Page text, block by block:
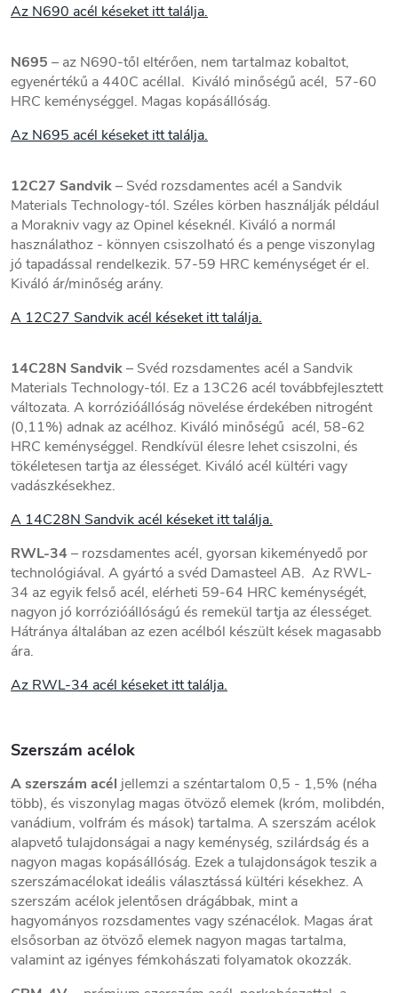
Az N690 acél késeket itt találja.
N695 – az N690-től eltérően, nem tartalmaz kobaltot,
egyenértékű a 440C acéllal. Kiváló minőségű acél, 57-60
HRC keménységgel. Magas kopásállóság.
Az N695 acél késeket itt találja.
12C27 Sandvik– Svéd rozsdamentes acél a Sandvik
Materials Technology-tól. Széles körben használják például
a Morakniv vagy az Opinel késeknél. Kiváló a normál
használathoz - könnyen csiszolható és a penge viszonylag
jó tapadással rendelkezik. 57-59 HRC keménységet ér el.
Kiváló ár/minőség arány.
A 12C27 Sandvik acél késeket itt találja.
14C28N Sandvik– Svéd rozsdamentes acél a Sandvik
Materials Technology-tól. Ez a 13C26 acél továbbfejlesztett
változata. A korrózióállóság növelése érdekében nitrogént
(0,11%) adnak az acélhoz. Kiváló minőségű acél, 58-62
HRC keménységgel. Rendkívül élesre lehet csiszolni, és
tökéletesen tartja az élességet. Kiváló acél kültéri vagy
vadászkésekhez.
A 14C28N Sandvik acél késeket itt találja.
RWL-34– rozsdamentes acél, gyorsan kikeményedő por
technológiával. A gyártó a svéd Damasteel AB. Az RWL-
34 az egyik felső acél, elérheti 59-64 HRC keménységét,
nagyon jó korrózióállóságú és remekül tartja az élességet.
Hátránya általában az ezen acélból készült kések magasabb
ára.
Az RWL-34 acél késeket itt találja.
Szerszám acélok
A szerszám acél jellemzi a széntartalom 0,5 - 1,5% (néha
több), és viszonylag magas ötvöző elemek (króm, molibdén,
vanádium, volfrám és mások) tartalma. A szerszám acélok
alapvető tulajdonságai a nagy keménység, szilárdság és a
nagyon magas kopásállóság. Ezek a tulajdonságok teszik a
szerszámacélokat ideális választássá kültéri késekhez. A
szerszám acélok jelentősen drágábbak, mint a
hagyományos rozsdamentes vagy szénacélok. Magas árat
elsősorban az ötvöző elemek nagyon magas tartalma,
valamint az igényes fémkohászati folyamatok okozzák.